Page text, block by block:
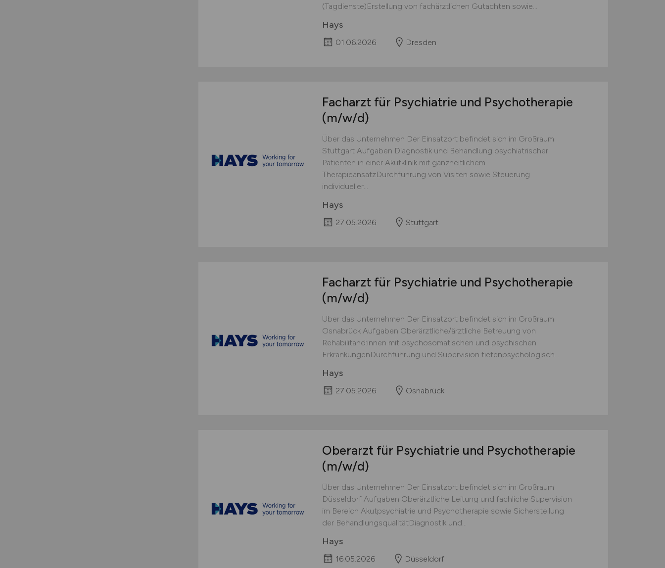
(Tagdienste)Erstellung von fachärztlichen Gutachten sowie...
Hays
01.06.2026 Dresden
Facharzt für Psychiatrie und Psychotherapie
(m/w/d)
Über das Unternehmen Der Einsatzort befindet sich im Großraum
Stuttgart Aufgaben Diagnostik und Behandlung psychiatrischer
Patienten in einer Akutklinik mit ganzheitlichem
TherapieansatzDurchführung von Visiten sowie Steuerung
individueller...
Hays
27.05.2026 Stuttgart
Facharzt für Psychiatrie und Psychotherapie
(m/w/d)
Über das Unternehmen Der Einsatzort befindet sich im Großraum
Osnabrück Aufgaben Oberärztliche/ärztliche Betreuung von
Rehabilitand:innen mit psychosomatischen und psychischen
ErkrankungenDurchführung und Supervision tiefenpsychologisch...
Hays
27.05.2026 Osnabrück
Oberarzt für Psychiatrie und Psychotherapie
(m/w/d)
Über das Unternehmen Der Einsatzort befindet sich im Großraum
Düsseldorf Aufgaben Oberärztliche Leitung und fachliche Supervision
im Bereich Akutpsychiatrie und Psychotherapie sowie Sicherstellung
der BehandlungsqualitätDiagnostik und...
Hays
16.05.2026 Düsseldorf